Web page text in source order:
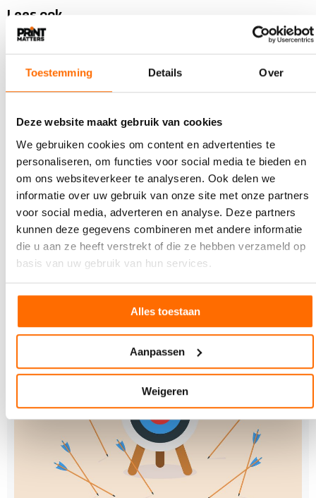
Toestemming Details Over
Deze website maakt gebruik van cookies
We gebruiken cookies om content en advertenties te
personaliseren, om functies voor social media te bieden en
om ons websiteverkeer te analyseren. Ook delen we
informatie over uw gebruik van onze site met onze partners
voor social media, adverteren en analyse. Deze partners
kunnen deze gegevens combineren met andere informatie
die u aan ze heeft verstrekt of die ze hebben verzameld op
basis van uw gebruik van hun services.
Alles toestaan
Aanpassen
Weigeren
Lees ook
7 AUGUSTUS 2026
Holbox viert 50-jarig jubileum
Holbox bestaat dit jaar 50 jaar. Dat werd eind mei
gevierd tijdens een feestelijke open dag in het
nieuwe…